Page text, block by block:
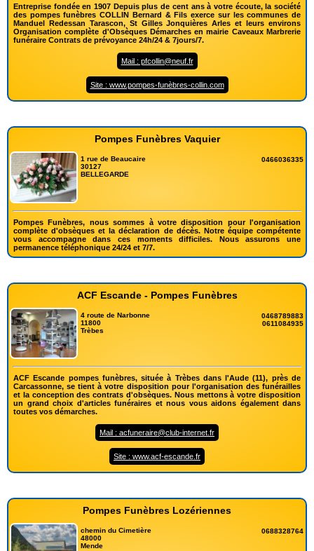
Entreprise fondée en 1907 Depuis plus de cent ans à votre écoute, la société
des pompes funèbres COLLIN Bernard & Fils exerce sur les communes de
Manduel Redessan Tarascon, St Gilles Jonquières Arles et leurs environs
Organisation complète d'Obsèques Démarches en mairie Caveaux Marbrerie
funéraire Contrats de prévoyance 24h/24 & 7jours/7.
Mail : pfcollin@neuf.fr
Site : www.pompes-funèbres-collin.com
Pompes Funèbres Vaquier
1 rue de Beaucaire
30127
BELLEGARDE
0466036335
Pompes Funèbres, nous sommes à votre disposition pour l'organisation
complète d'obsèques et la déclaration de décès. Notre équipe compétente
vous accompagne dans ces moments difficiles. Nous assurons une
permanence téléphonique 24/24 et 7/7.
ACF Escande - Pompes Funèbres
4 route de Narbonne
11800
Trèbes
0468789883
0611084935
ACF Escande pompes funèbres, située à Trèbes dans l'Aude (11), près de
Carcassonne, se tient à votre disposition pour l'organisation des funérailles
et la conception des contrats d'obsèques. Nous mettons à votre disposition
un grand choix d'articles funéraires et nous vous aidons également dans
toutes vos démarches.
Mail : acfuneraire@club-internet.fr
Site : www.acf-escande.fr
Pompes Funèbres Lozériennes
chemin du Cimetière
48000
Mende
0688328764